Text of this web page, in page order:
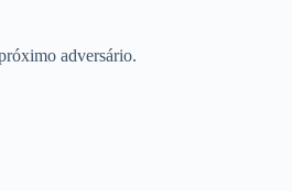
adversário.